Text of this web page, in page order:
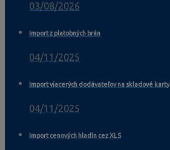
03/08/2026
Import z platobných brán
04/11/2025
Import viacerých dodávateľov na skladové karty
04/11/2025
Import cenových hladín cez XLS